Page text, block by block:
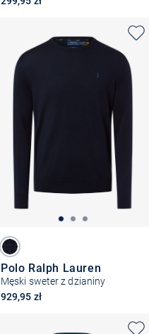
Polo Ralph Lauren
Męski sweter z dzianiny
929,95 zł